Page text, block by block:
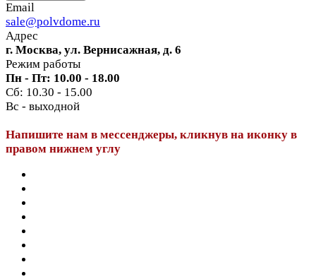
Email
sale@polvdome.ru
Адрес
г. Москва, ул. Вернисажная, д. 6
Режим работы
Пн - Пт: 10.00 - 18.00
Сб: 10.30 - 15.00
Вс - выходной
Напишите нам в мессенджеры, кликнув на иконку в
правом нижнем углу